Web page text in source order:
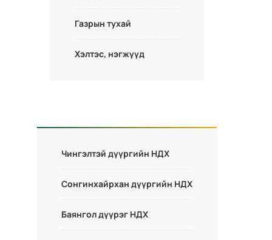
Газрын тухай
Хэлтэс, нэгжүүд
Чингэлтэй дүүргийн НДХ
Сонгинхайрхан дүүргийн НДХ
Баянгол дүүрэг НДХ